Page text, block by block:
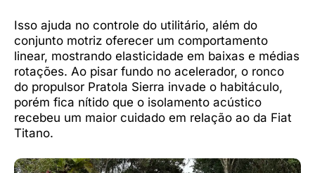
Isso ajuda no controle do utilitário, além do
conjunto motriz oferecer um comportamento
linear, mostrando elasticidade em baixas e médias
rotações. Ao pisar fundo no acelerador, o ronco
do propulsor Pratola Sierra invade o habitáculo,
porém fica nítido que o isolamento acústico
recebeu um maior cuidado em relação ao da Fiat
Titano.